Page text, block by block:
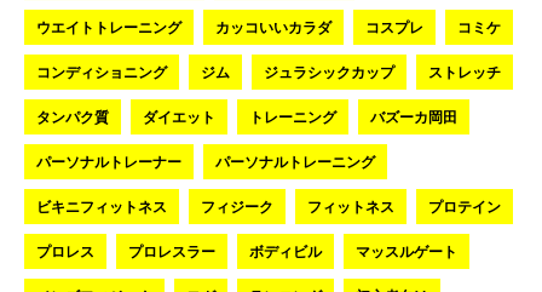
ウエイトトレーニング カッコいいカラダ コスプレ コミケ
コンディショニング ジム ジュラシックカップ ストレッチ
タンパク質 ダイエット トレーニング バズーカ岡田
パーソナルトレーナー パーソナルトレーニング
ビキニフィットネス フィジーク フィットネス プロテイン
プロレス プロレスラー ボディビル マッスルゲート